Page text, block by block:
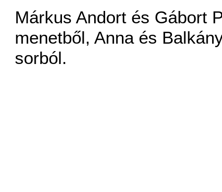
Márkus Andort és Gábort
menetből, Anna és
sorból.